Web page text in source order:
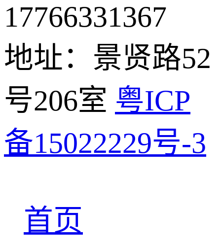
17766331367
地址：景贤路52
号206室 粤ICP
备15022229号-3
首页